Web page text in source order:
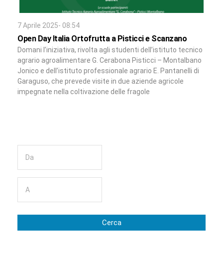
7 Aprile 2025- 08:54
Open Day Italia Ortofrutta a Pisticci e Scanzano
Domani l’iniziativa, rivolta agli studenti dell’istituto tecnico
agrario agroalimentare G. Cerabona Pisticci – Montalbano
Jonico e dell’istituto professionale agrario E. Pantanelli di
Garaguso, che prevede visite in due aziende agricole
impegnate nella coltivazione delle fragole
Cerca